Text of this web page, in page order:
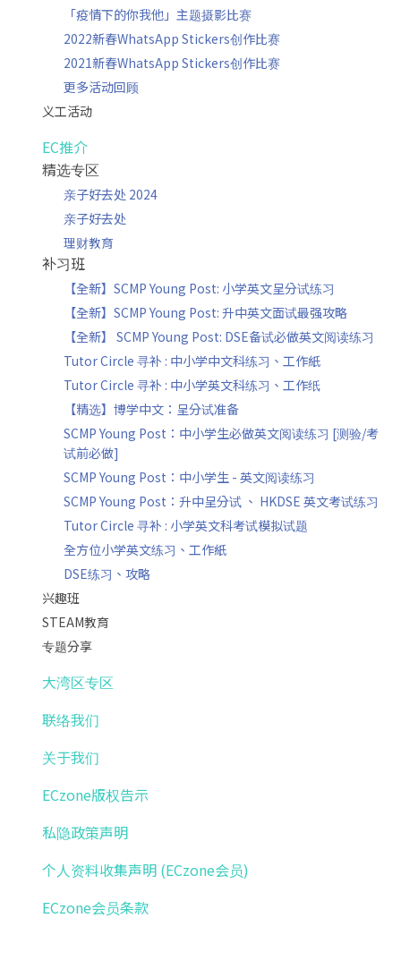
「疫情下的你我他」主题摄影比赛
2022新春WhatsApp Stickers创作比赛
2021新春WhatsApp Stickers创作比赛
更多活动回顾
义工活动
EC推介
精选专区
亲子好去处 2024
亲子好去处
理财教育
补习班
【全新】SCMP Young Post: 小学英文呈分试练习
【全新】SCMP Young Post: 升中英文面试最强攻略
【全新】 SCMP Young Post: DSE备试必做英文阅读练习
Tutor Circle 寻补 : 中小学中文科练习、工作紙
Tutor Circle 寻补 : 中小学英文科练习、工作纸
【精选】博学中文：呈分试准备
SCMP Young Post：中小学生必做英文阅读练习 [测验/考
试前必做]
SCMP Young Post：中小学生 - 英文阅读练习
SCMP Young Post：升中呈分试 、 HKDSE 英文考试练习
Tutor Circle 寻补 : 小学英文科考试模拟试题
全方位小学英文练习、工作紙
DSE练习、攻略
兴趣班
STEAM教育
专题分享
大湾区专区
联络我们
关于我们
ECzone版权告示
私隐政策声明
个人资料收集声明 (ECzone会员)
ECzone会员条款